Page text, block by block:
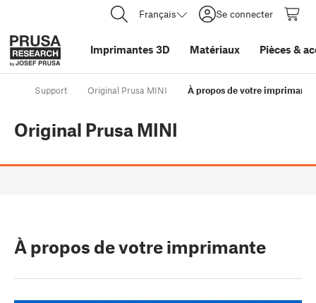
Français Se connecter
Imprimantes 3D Matériaux Pièces &
Support Original Prusa MINI À propos de votre imprimante
Original Prusa MINI
À propos de votre imprimante